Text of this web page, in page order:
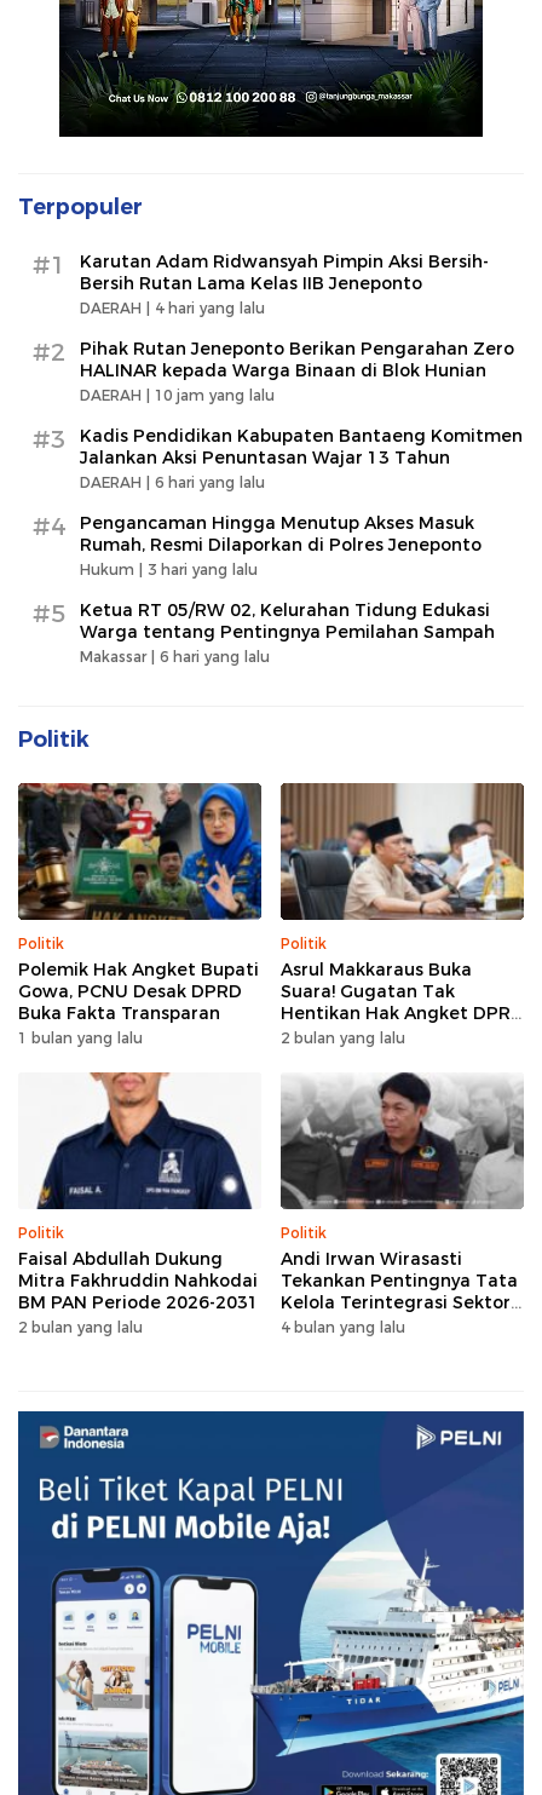
Terpopuler
#1
Karutan Adam Ridwansyah Pimpin Aksi Bersih-
Bersih Rutan Lama Kelas IIB Jeneponto
DAERAH | 4 hari yang lalu
#2
Pihak Rutan Jeneponto Berikan Pengarahan Zero
HALINAR kepada Warga Binaan di Blok Hunian
DAERAH | 10 jam yang lalu
#3
Kadis Pendidikan Kabupaten Bantaeng Komitmen
Jalankan Aksi Penuntasan Wajar 13 Tahun
DAERAH | 6 hari yang lalu
#4
Pengancaman Hingga Menutup Akses Masuk
Rumah, Resmi Dilaporkan di Polres Jeneponto
Hukum | 3 hari yang lalu
#5
Ketua RT 05/RW 02, Kelurahan Tidung Edukasi
Warga tentang Pentingnya Pemilahan Sampah
Makassar | 6 hari yang lalu
Politik
Politik
Polemik Hak Angket Bupati
Gowa, PCNU Desak DPRD
Buka Fakta Transparan
1 bulan yang lalu
Politik
Asrul Makkaraus Buka
Suara! Gugatan Tak
Hentikan Hak Angket DPRD
Gowa
2 bulan yang lalu
Politik
Faisal Abdullah Dukung
Mitra Fakhruddin Nahkodai
BM PAN Periode 2026-2031
2 bulan yang lalu
Politik
Andi Irwan Wirasasti
Tekankan Pentingnya Tata
Kelola Terintegrasi Sektor
Peternakan Sulsel
4 bulan yang lalu